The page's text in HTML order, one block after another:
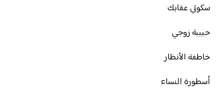
سكوتي عقابك
حبيبة زوجي
خاطفة الأنظار
أسطورة النساء